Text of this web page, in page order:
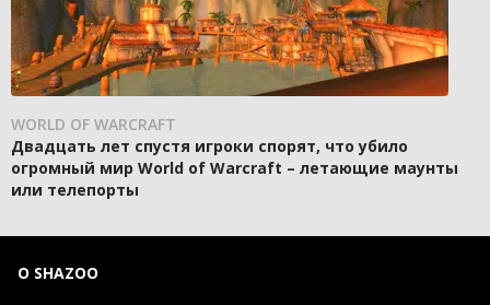
WORLD OF WARCRAFT
Двадцать лет спустя игроки спорят, что убило
огромный мир World of Warcraft – летающие маунты
или телепорты
О SHAZOO